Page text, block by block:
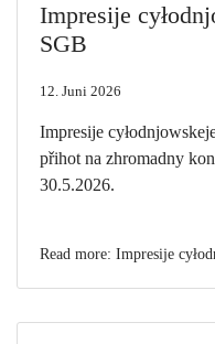
Impresije
SGB
12. Juni 2026
Impresije
přihot na zhromadny
30.5.2026.
Read more: Impresije